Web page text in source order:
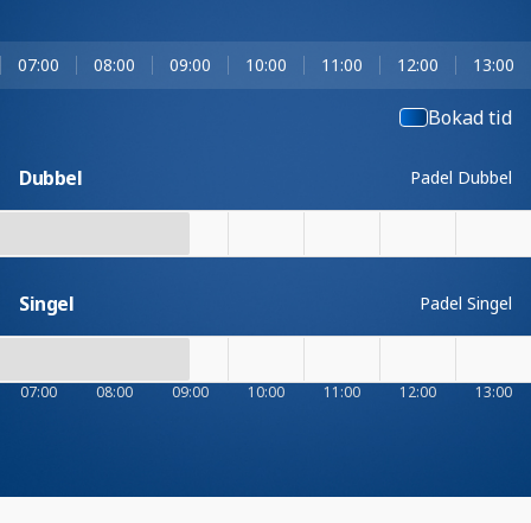
07:00 08:00 09:00 10:00 11:00 12:00 13:00
Bokad tid
Dubbel Padel Dubbel
Singel Padel Singel
07:00 08:00 09:00 10:00 11:00 12:00 13:00